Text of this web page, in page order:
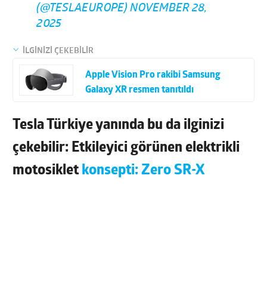
(@TESLAEUROPE)NOVEMBER 28,
2025
İLGİNİZİ ÇEKEBİLİR
Apple Vision Pro rakibi Samsung
Galaxy XR resmen tanıtıldı
Tesla Türkiye yanında bu da ilginizi
çekebilir: Etkileyici görünen elektrikli
motosiklet konsepti: Zero SR-X